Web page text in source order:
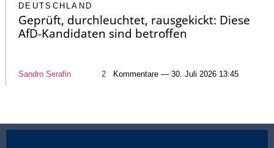
DEUTSCHLAND
Geprüft, durchleuchtet, rausgekickt: Diese
AfD-Kandidaten sind betroffen
Sandro Serafin 2 Kommentare — 30. Juli 2026 13:45